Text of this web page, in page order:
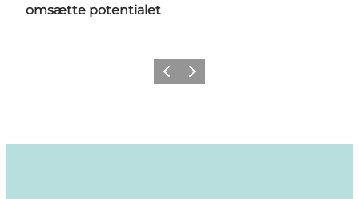
omsætte potentialet
Forrige billede
Næste billede